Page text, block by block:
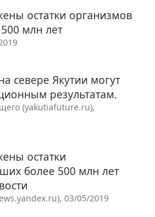
остатки организмов
млн лет
севере Якутии могут
результатам.
(yakutiafuture.ru),
остатки
более 500 млн лет
03/05/2019